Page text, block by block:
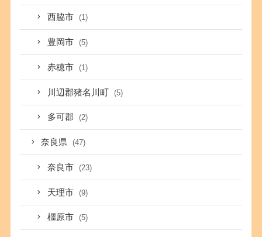
西脇市 (1)
豊岡市 (5)
赤穂市 (1)
川辺郡猪名川町 (5)
多可郡 (2)
奈良県 (47)
奈良市 (23)
天理市 (9)
橿原市 (5)